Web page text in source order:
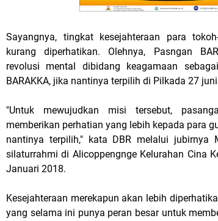
Sayangnya, tingkat kesejahteraan para
kurang diperhatikan. Olehnya, Pasngan
revolusi mental dibidang keagamaan
BARAKKA, jika nantinya terpilih di Pilkada 27
"Untuk mewujudkan misi tersebut,
memberikan perhatian yang lebih kepada para
nantinya terpilih," kata DBR melalui jubirnya
silaturrahmi di Alicoppengnge Kelurahan Cina
Januari 2018.
Kesejahteraan merekapun akan lebih
yang selama ini punya peran besar untuk